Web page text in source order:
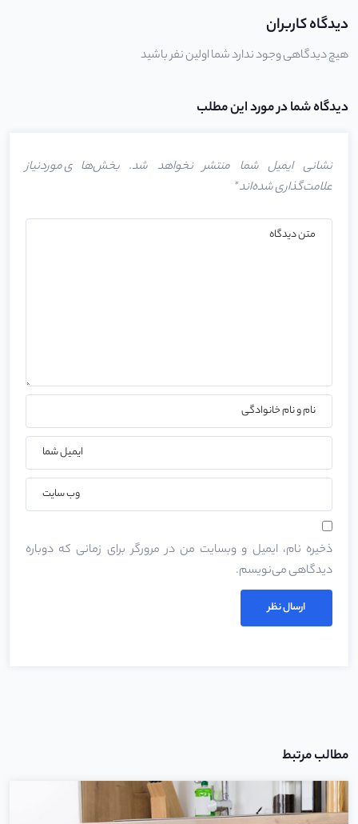
دیدگاه کاربران
هیچ دیدگاهی وجود ندارد شما اولین نفر باشید
دیدگاه شما در مورد این مطلب
نشانی ایمیل شما منتشر نخواهد شد. بخش‌های موردنیاز
علامت‌گذاری شده‌اند*
ذخیره نام، ایمیل و وبسایت من در مرورگر برای زمانی که دوباره
دیدگاهی می‌نویسم.
مطالب مرتبط